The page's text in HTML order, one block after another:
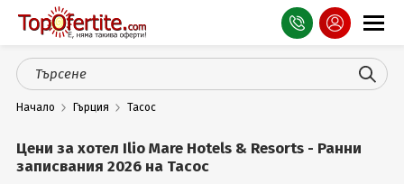
Оферти
СПА
Планина
Начало Гърция Тасос
Цени за хотел Ilio Mare Hotels & Resorts - Ранни
записвания 2026 на Тасос